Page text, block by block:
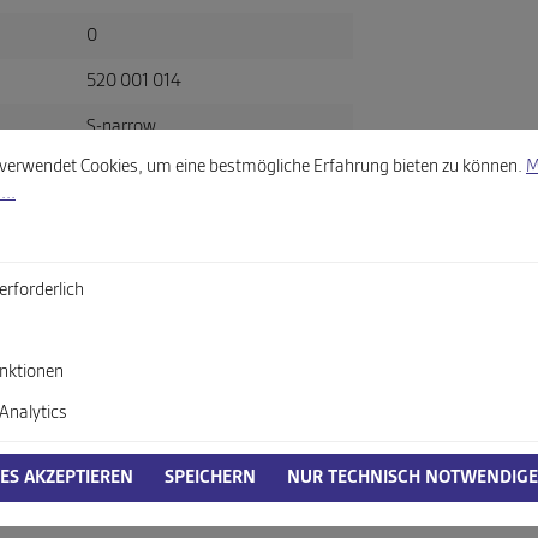
GPSR)
0
520 001 014
S-narrow
schwarz
Cookies, um eine bestmögliche Erfahrung bieten zu können.
Cookies, um eine bestmögliche Erfahrung bieten zu können.
erforderlich
AKZEPTIEREN SPEICHERN NUR TECHNISCH NOTWENDIGE